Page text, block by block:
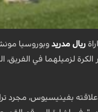
ريال مدريدوبوروسيا
لزميلهما في الفريق،
بفينيسيوس، مجرد